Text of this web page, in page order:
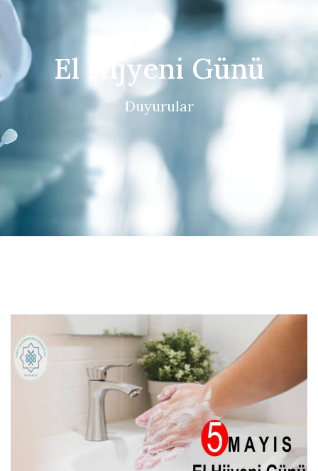
El Hijyeni Günü
Duyurular